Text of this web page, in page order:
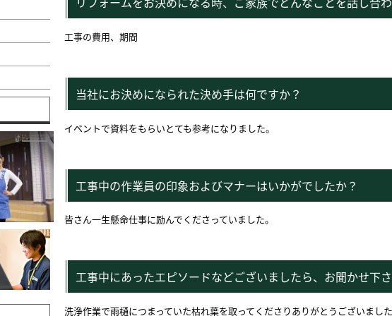
工事の費用、期間
当社にお決めになられた決め手は何ですか？
イベントで資料をもらいとても参考になりました。
工事中の作業員の印象およびマナーはいかがでしたか？
皆さん一生懸命仕事に励んでくださっていました。
工事中にあったエピソードなどございましたら、お聞かせ下さ
洗浄作業で雨樋につまっていた枯れ葉を取ってくださりありがとうございました